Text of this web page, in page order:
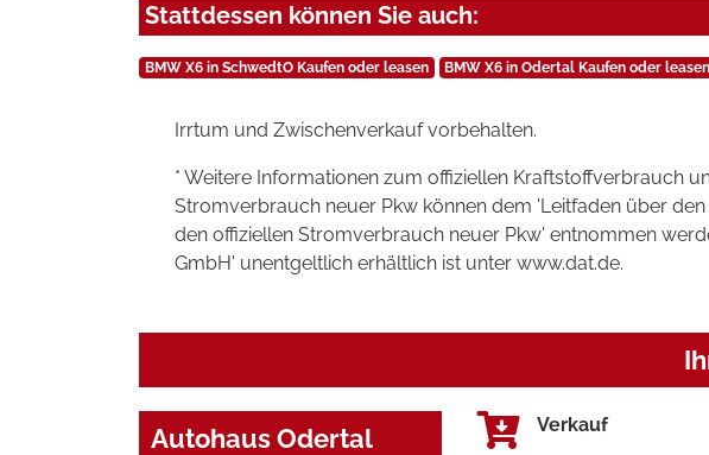
Stattdessen können Sie auch:
BMW X6 in SchwedtO Kaufen oder leasen BMW X6 in Odertal Kaufen oder leasen
Irrtum und Zwischenverkauf vorbehalten.
* Weitere Informationen zum offiziellen Kraftstoffverbrauch
Stromverbrauch neuer Pkw können dem 'Leitfaden über
den offiziellen Stromverbrauch neuer Pkw' entnommen
GmbH' unentgeltlich erhältlich ist unter www.dat.de.
Autohaus Odertal Verkauf